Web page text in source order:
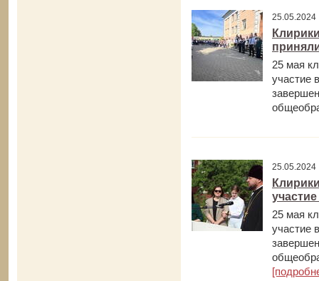
25 мая
участие
25 мая
участие